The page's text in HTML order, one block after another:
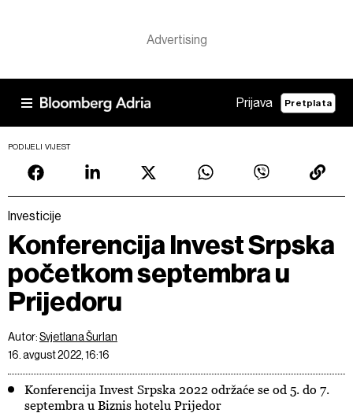
Prijava Pretplata
PODIJELI VIJEST
Investicije
Konferencija Invest Srpska
početkom septembra u
Prijedoru
Autor:Svjetlana Šurlan
16. avgust 2022, 16:16
Konferencija Invest Srpska 2022 održaće se od 5. do 7.
septembra u Biznis hotelu Prijedor